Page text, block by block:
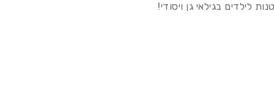
לילדים בגילאי גן ויסודי!